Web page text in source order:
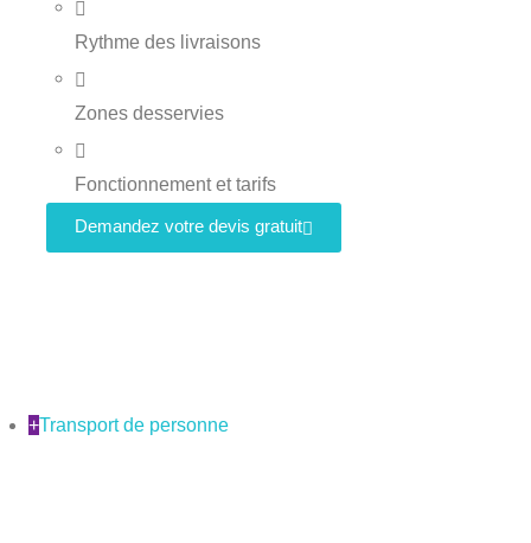
Rythme des livraisons
Zones desservies
Fonctionnement et tarifs
Demandez votre devis gratuit
+Transport de personne